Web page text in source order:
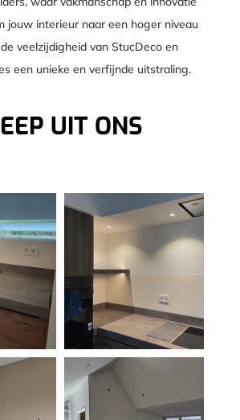
jouw interieur naar een hoger niveau
veelzijdigheid van StucDeco en
een unieke en verfijnde uitstraling.
UIT ONS